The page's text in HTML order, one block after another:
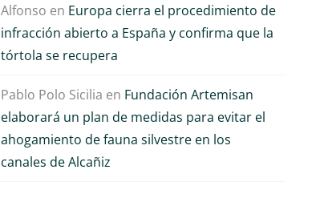
Alfonso en Europa cierra el procedimiento de
infracción abierto a España y confirma que la
tórtola se recupera
Pablo Polo Sicilia en Fundación Artemisan
elaborará un plan de medidas para evitar el
ahogamiento de fauna silvestre en los
canales de Alcañiz